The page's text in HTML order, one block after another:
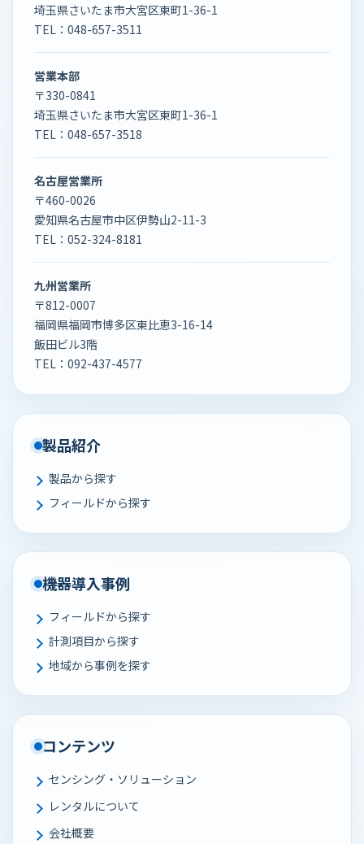
埼玉県さいたま市大宮区東町1-36-1
TEL： 048-657-3511
営業本部
〒330-0841
埼玉県さいたま市大宮区東町1-36-1
TEL： 048-657-3518
名古屋営業所
〒460-0026
愛知県名古屋市中区伊勢山2-11-3
TEL： 052-324-8181
九州営業所
〒812-0007
福岡県福岡市博多区東比恵3-16-14
飯田ビル3階
TEL： 092-437-4577
製品紹介
製品から探す
フィールドから探す
機器導入事例
フィールドから探す
計測項目から探す
地域から事例を探す
コンテンツ
センシング・ソリューション
レンタルについて
会社概要